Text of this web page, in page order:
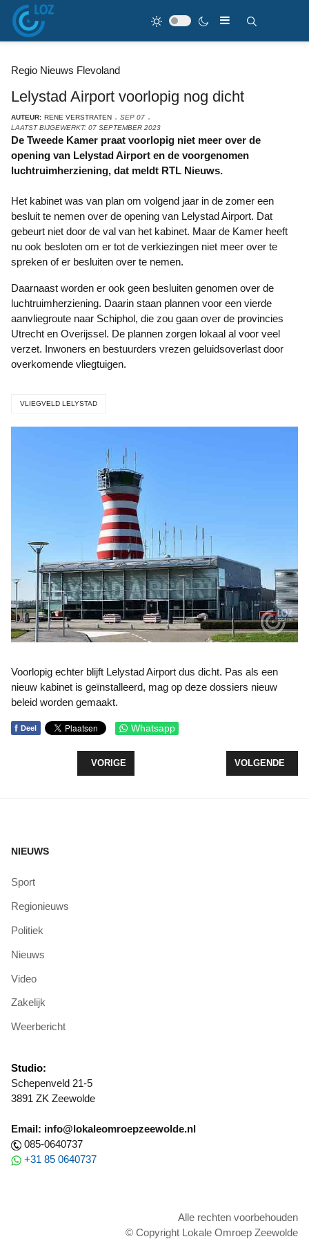
Regio Nieuws Flevoland
Lelystad Airport voorlopig nog dicht
AUTEUR: RENE VERSTRATEN
SEP 07
LAATST BIJGEWERKT: 07 SEPTEMBER 2023
De Tweede Kamer praat voorlopig niet meer over de
opening van Lelystad Airport en de voorgenomen
luchtruimherziening, dat meldt RTL Nieuws.
Het kabinet was van plan om volgend jaar in de zomer een
besluit te nemen over de opening van Lelystad Airport. Dat
gebeurt niet door de val van het kabinet. Maar de Kamer heeft
nu ook besloten om er tot de verkiezingen niet meer over te
spreken of er besluiten over te nemen.
Daarnaast worden er ook geen besluiten genomen over de
luchtruimherziening. Daarin staan plannen voor een vierde
aanvliegroute naar Schiphol, die zou gaan over de provincies
Utrecht en Overijssel. De plannen zorgen lokaal al voor veel
verzet. Inwoners en bestuurders vrezen geluidsoverlast door
overkomende vliegtuigen.
VLIEGVELD LELYSTAD
Voorlopig echter blijft Lelystad Airport dus dicht. Pas als een
nieuw kabinet is geïnstalleerd, mag op deze dossiers nieuw
beleid worden gemaakt.
f Deel Whatsapp
VORIG ARTIKEL: FLEVOLANDSE TECHNASIA IN
VORIGE VOLGENDE
VOLGENDE
NIEUWS
Sport
Regionieuws
Politiek
Nieuws
Video
Zakelijk
Weerbericht
Studio:
Schepenveld 21-5
3891 ZK Zeewolde
Email: info@lokaleomroepzeewolde.nl
085-0640737
+31 85 0640737
Alle rechten voorbehouden
© Copyright Lokale Omroep Zeewolde